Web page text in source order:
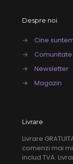
Despre noi
→
Cine
→
Comunitate
→
Newsletter
→
Magazin
Livrare
Livrare
comenzi mai
includ TVA.